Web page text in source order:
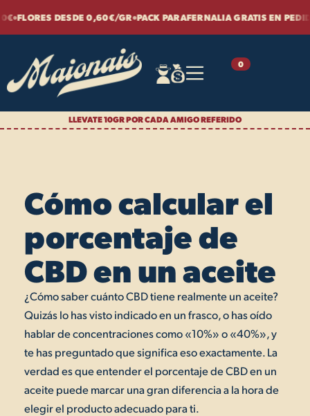
DESDE 0,60€/GR•PACK PARAFERNALIA GRATIS EN
0
LLEVATE 10GR POR CADA AMIGO REFERIDO
Cómo calcular el
porcentaje de
CBD en un aceite
¿Cómo saber cuánto CBD tiene realmente un aceite?
Quizás lo has visto indicado en un frasco, o has oído
hablar de concentraciones como «10%» o «40%», y
te has preguntado que significa eso exactamente. La
verdad es que entender el porcentaje de CBD en un
aceite puede marcar una gran diferencia a la hora de
elegir el producto adecuado para ti.